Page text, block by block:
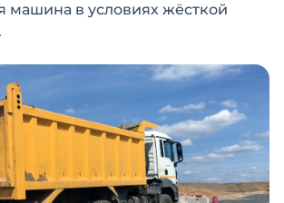
машина в условиях жёсткой